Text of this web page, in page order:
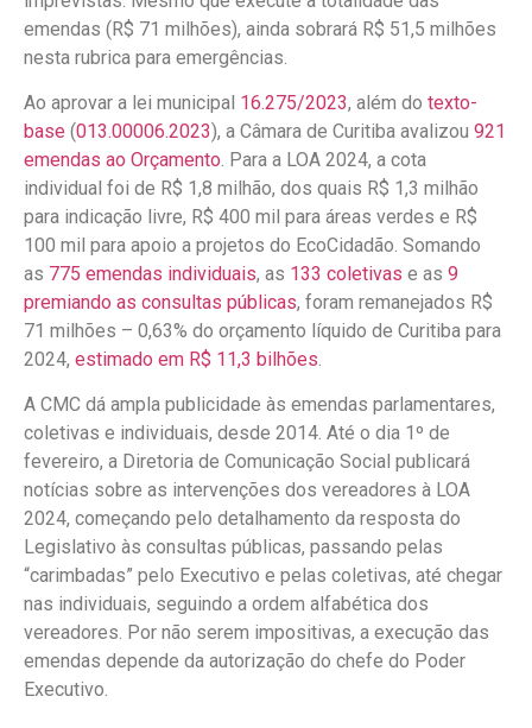
emendas (R$ 71 milhões), ainda sobrará R$ 51,5 milhões
nesta rubrica para emergências.
Ao aprovar a lei municipal 16.275/2023, além do texto-
base (013.00006.2023), a Câmara de Curitiba avalizou 921
emendas ao Orçamento. Para a LOA 2024, a cota
individual foi de R$ 1,8 milhão, dos quais R$ 1,3 milhão
para indicação livre, R$ 400 mil para áreas verdes e R$
100 mil para apoio a projetos do EcoCidadão. Somando
as 775 emendas individuais, as 133 coletivas e as 9
premiando as consultas públicas, foram remanejados R$
71 milhões – 0,63% do orçamento líquido de Curitiba para
2024, estimado em R$ 11,3 bilhões.
A CMC dá ampla publicidade às emendas parlamentares,
coletivas e individuais, desde 2014. Até o dia 1º de
fevereiro, a Diretoria de Comunicação Social publicará
notícias sobre as intervenções dos vereadores à LOA
2024, começando pelo detalhamento da resposta do
Legislativo às consultas públicas, passando pelas
“carimbadas” pelo Executivo e pelas coletivas, até chegar
nas individuais, seguindo a ordem alfabética dos
vereadores. Por não serem impositivas, a execução das
emendas depende da autorização do chefe do Poder
Executivo.